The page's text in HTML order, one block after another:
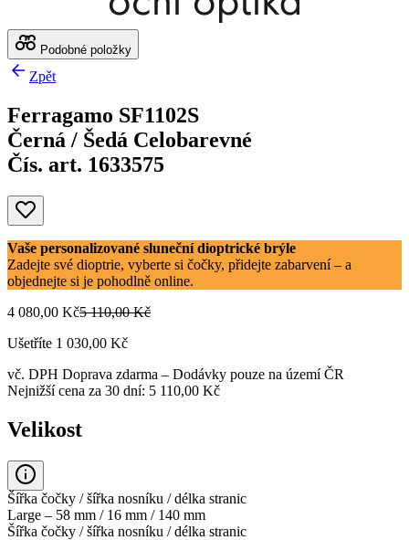
Podobné položky
Zpět
Ferragamo SF1102S
Černá / Šedá Celobarevné
Čís. art. 1633575
Vaše personalizované sluneční dioptrické brýle
Zadejte své dioptrie, vyberte si čočky, přidejte zabarvení – a
objednejte si je pohodlně online.
4 080,00 Kč5 110,00 Kč
Ušetříte 1 030,00 Kč
vč. DPH Doprava zdarma – Dodávky pouze na území ČR
Nejnižší cena za 30 dní: 5 110,00 Kč
Velikost
Šířka čočky / šířka nosníku / délka stranic
Large – 58 mm / 16 mm / 140 mm
Šířka čočky / šířka nosníku / délka stranic